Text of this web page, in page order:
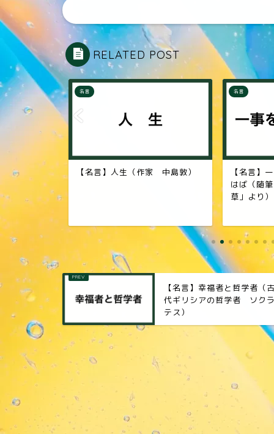
RELATED POST
島敦）
名言
【名言】一事を必ず成さんと思
名言
【名言】
者 スティ
【名言】幸福者と哲学者（
代ギリシアの哲学者 ソク
テス）